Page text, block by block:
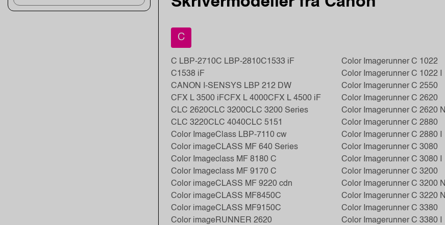
C
C LBP-2710C LBP-2810C1533 iF
C1538 iF
CANON I-SENSYS LBP 212 DW
CFX L 3500 iFCFX L 4000CFX L 4500 iF
CLC 2620CLC 3200CLC 3200 Series
CLC 3220CLC 4040CLC 5151
Color ImageClass LBP-7110 cw
Color imageCLASS MF 640 Series
Color Imageclass MF 8180 C
Color Imageclass MF 9170 C
Color imageCLASS MF 9220 cdn
Color imageCLASS MF8450C
Color imageCLASS MF9150C
Color imageRUNNER 2620
Color Imagerunner C 1022
Color Imagerunner C 1022 I
Color Imagerunner C 2550
Color Imagerunner C 2620
Color Imagerunner C 2620 N
Color Imagerunner C 2880
Color Imagerunner C 2880 I
Color Imagerunner C 3080
Color Imagerunner C 3080 I
Color Imagerunner C 3200
Color Imagerunner C 3200 N
Color Imagerunner C 3220 N
Color Imagerunner C 3380
Color Imagerunner C 3380 I